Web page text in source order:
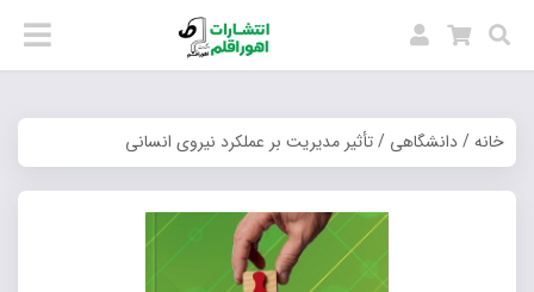
خانه/دانشگاهی / تأثیر مدیریت بر عملکرد نیروی انسانی